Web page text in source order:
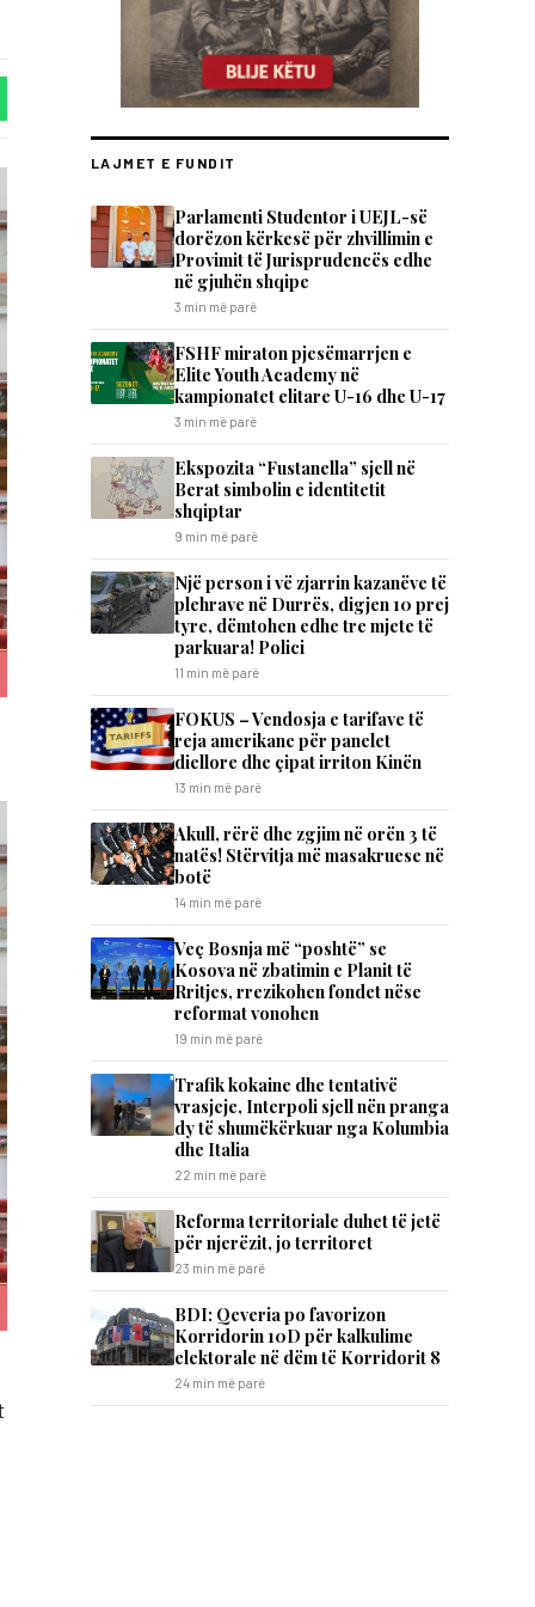
LAJMET E FUNDIT
Parlamenti Studentor i UEJL-së
dorëzon kërkesë për zhvillimin e
Provimit të Jurisprudencës edhe
në gjuhën shqipe
3 min më parë
FSHF miraton pjesëmarrjen e
Elite Youth Academy në
kampionatet elitare U-16 dhe U-17
3 min më parë
Ekspozita “Fustanella” sjell në
Berat simbolin e identitetit
shqiptar
9 min më parë
Një person i vë zjarrin kazanëve të
plehrave në Durrës, digjen 10 prej
tyre, dëmtohen edhe tre mjete të
parkuara! Polici
11 min më parë
FOKUS – Vendosja e tarifave të
reja amerikane për panelet
diellore dhe çipat irriton Kinën
13 min më parë
Akull, rërë dhe zgjim në orën 3 të
natës! Stërvitja më masakruese në
botë
14 min më parë
​Veç Bosnja më “poshtë” se
Kosova në zbatimin e Planit të
Rritjes, rrezikohen fondet nëse
reformat vonohen
19 min më parë
Trafik kokaine dhe tentativë
vrasjeje, Interpoli sjell nën pranga
dy të shumëkërkuar nga Kolumbia
dhe Italia
22 min më parë
Reforma territoriale duhet të jetë
për njerëzit, jo territoret
23 min më parë
BDI: Qeveria po favorizon
Korridorin 10D për kalkulime
elektorale në dëm të Korridorit 8
24 min më parë